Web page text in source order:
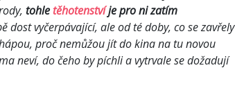
tohletěhotenstvíje pro ni zatím
dost vyčerpávající, ale od té doby, co se zavřely
proč nemůžou jít do kina na tu novou
neví, do čeho by píchli a vytrvale se dožadují